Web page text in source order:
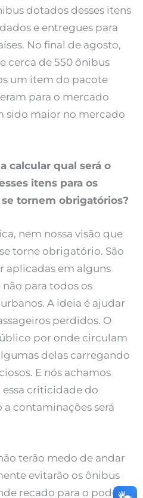
dotados desses itens
e entregues para
No final de agosto,
cerca de 550 ônibus
um item do pacote
para o mercado
sido maior no mercado
calcular qual será o
itens para os
tornem obrigatórios?
nem nossa visão que
torne obrigatório. São
aplicadas em alguns
para todos os
A ideia é ajudar
perdidos. O
por onde circulam
delas carregando
E nós achamos
criticidade do
a contaminações será
terão medo de andar
evitarão os ônibus
recado para o poder